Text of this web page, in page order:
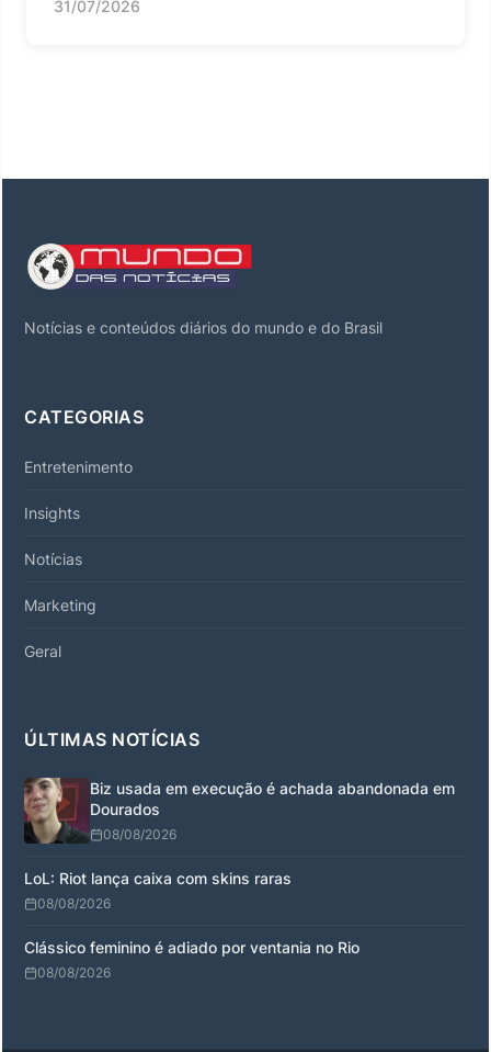
31/07/2026
Notícias e conteúdos diários do mundo e do Brasil
CATEGORIAS
Entretenimento
Insights
Notícias
Marketing
Geral
ÚLTIMAS NOTÍCIAS
Biz usada em execução é achada abandonada em
Dourados
08/08/2026
LoL: Riot lança caixa com skins raras
08/08/2026
Clássico feminino é adiado por ventania no Rio
08/08/2026